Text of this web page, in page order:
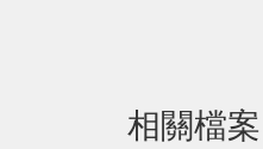
相關檔案